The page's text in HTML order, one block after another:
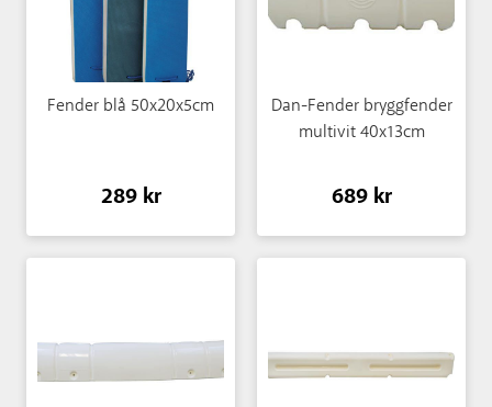
Fender blå 50x20x5cm
289 kr
Dan-Fender bryggfender
multivit 40x13cm
689 kr